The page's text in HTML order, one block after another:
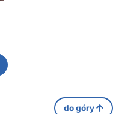
do góry